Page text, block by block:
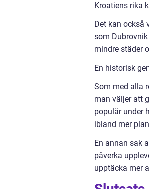
Kroatiens rika
Det kan också
som
mindre städer
En historisk
Som med alla
man väljer att
populär under
ibland mer
En annan sak
påverka
upptäcka mer